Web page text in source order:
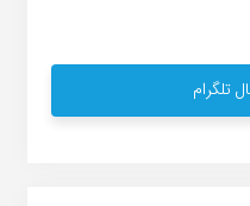
تلگرام